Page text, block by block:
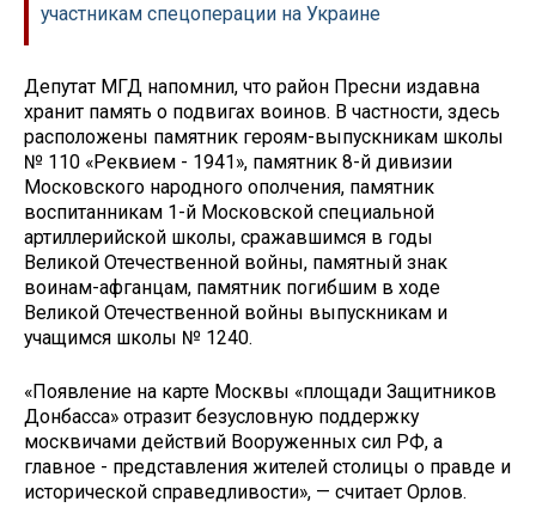
участникам спецоперации на Украине
Депутат МГД напомнил, что район Пресни издавна
хранит память о подвигах воинов. В частности, здесь
расположены памятник героям-выпускникам школы
№ 110 «Реквием - 1941», памятник 8-й дивизии
Московского народного ополчения, памятник
воспитанникам 1-й Московской специальной
артиллерийской школы, сражавшимся в годы
Великой Отечественной войны, памятный знак
воинам-афганцам, памятник погибшим в ходе
Великой Отечественной войны выпускникам и
учащимся школы № 1240.
«Появление на карте Москвы «площади Защитников
Донбасса» отразит безусловную поддержку
москвичами действий Вооруженных сил РФ, а
главное - представления жителей столицы о правде и
исторической справедливости», — считает Орлов.